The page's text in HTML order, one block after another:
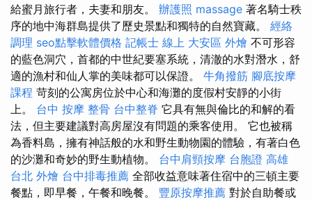
給蜜月旅行者，夫妻和朋友。 辦護照 massage 著名騎士秩
序的地中海群島提供了歷史景點和獨特的自然寶藏。 經絡
調理 seo點擊軟體價格 記帳士 線上 大安區 外燴 不可形容
的藍色洞穴，首都的中世紀要塞系統，清澈的水對潛水，舒
適的漁村和仙人掌的美味都可以保證。 牛角撥筋 腳底按摩
課程 苛刻的公寓房位於中心和海灘的度假村安靜的小街
上。 台中 按摩 整骨 台中整脊 它具有無與倫比的和解的看
法，但主要建議對高房屋沒有問題的乘客使用。 它也被稱
為香料島，擁有神話般的水和野生動物園的體驗，有著白色
的沙灘和奇妙的野生動植物。 台中肩頸按摩 台胞證 高雄
台北 外燴 台中排毒推薦 全部收益意味著住宿中的三頓主要
餐點，即早餐，午餐和晚餐。 豐原按摩推薦 對於自助餐或